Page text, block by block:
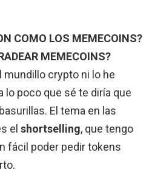
COMO LOS MEMECOINS?
MEMECOINS?
crypto ni lo he
lo poco que sé te diría que
El tema en las
el shortselling, que tengo
fácil poder pedir tokens